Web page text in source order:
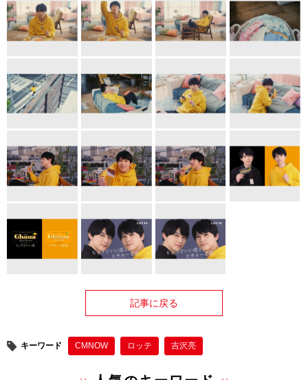
記事に戻る
キーワード CMNOW ロッテ 吉沢亮